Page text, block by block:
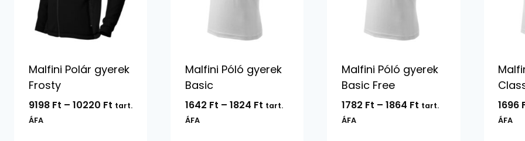
Malfini Polár gyerek
Frosty
9198 Ft – 10220 FtÁrtartomány:
tart.
ÁFA
Malfini Póló gyerek
Basic
1642 Ft – 1824 FtÁrtartomány:
tart.
ÁFA
Malfini Póló gyerek
Basic Free
1782 Ft – 1864 FtÁrtartomány:
tart.
ÁFA
1696
ÁFA